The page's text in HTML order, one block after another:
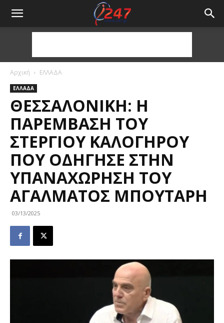
Αρχική ΕΛΛΑΔΑ
ΕΛΛΑΔΑ
ΘΕΣΣΑΛΟΝΊΚΗ: Η
ΠΑΡΈΜΒΑΣΗ ΤΟΥ
ΣΤΈΡΓΙΟΥ ΚΑΛΟΓΉΡΟΥ
ΠΟΥ ΟΔΉΓΗΣΕ ΣΤΗΝ
ΥΠΑΝΑΧΏΡΗΣΗ ΤΟΥ
ΑΓΆΛΜΑΤΟΣ ΜΠΟΥΤΆΡΗ
03/13/2025